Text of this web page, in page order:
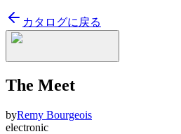
カタログに戻る
The Meet
byRemy Bourgeois
electronic